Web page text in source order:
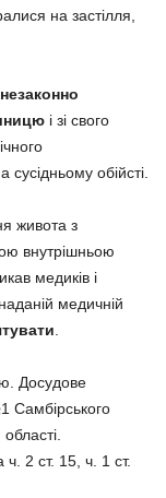
на застілля,
незаконно
і зі свого
обійсті.
живота з
внутрішньою
медиків і
медичній
Досудове
Самбірського
2 ст. 15, ч. 1 ст.